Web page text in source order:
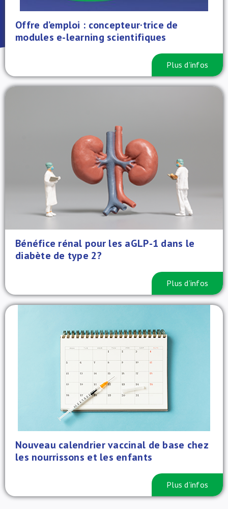
À propos de nous
Offre d’emploi : concepteur·trice de
modules e-learning scientifiques
Plus d’infos
Bénéfice rénal pour les aGLP-1 dans le
diabète de type 2?
Plus d’infos
Nouveau calendrier vaccinal de base chez
les nourrissons et les enfants
Plus d’infos